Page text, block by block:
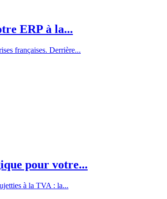
ERP à la...
françaises. Derrière...
pour votre...
à la TVA : la...